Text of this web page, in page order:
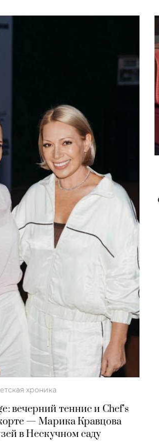
хроника
вечерний теннис и Chef’s
— Марика Кравцова
в Нескучном саду